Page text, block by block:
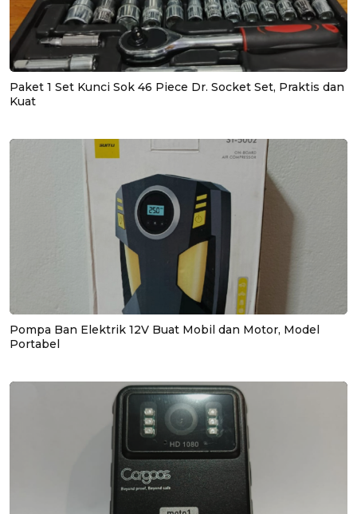
Paket 1 Set Kunci Sok 46 Piece Dr. Socket Set, Praktis dan
Kuat
Pompa Ban Elektrik 12V Buat Mobil dan Motor, Model
Portabel